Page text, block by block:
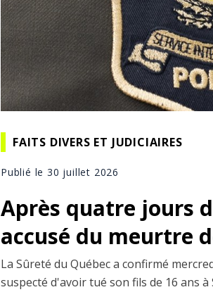
FAITS DIVERS ET JUDICIAIRES
Publié le 30 juillet 2026
Après quatre jours
accusé du meurtre
La Sûreté du Québec a confirmé
suspecté d'avoir tué son fils de 16 ans